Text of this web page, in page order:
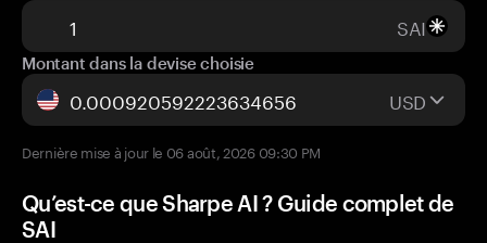
SAI
Montant dans la devise choisie
USD
Dernière mise à jour le 06 août, 2026 09:30 PM
Qu’est-ce que Sharpe AI ? Guide complet de
SAI